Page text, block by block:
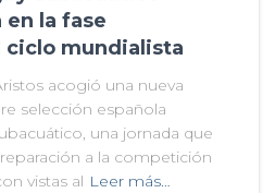
la fase
mundialista
acogió una nueva
selección española
una jornada que
a la competición
vistas al Leer más…